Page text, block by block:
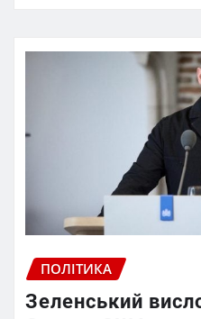
ПОЛІТИКА
Зеленський